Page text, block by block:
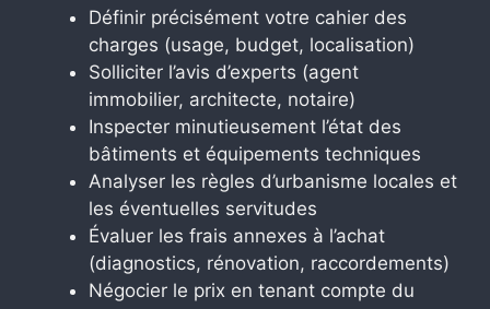
Définir précisément votre cahier des
charges (usage, budget, localisation)
Solliciter l’avis d’experts (agent
immobilier, architecte, notaire)
Inspecter minutieusement l’état des
bâtiments et équipements techniques
Analyser les règles d’urbanisme locales et
les éventuelles servitudes
Évaluer les frais annexes à l’achat
(diagnostics, rénovation, raccordements)
Négocier le prix en tenant compte du